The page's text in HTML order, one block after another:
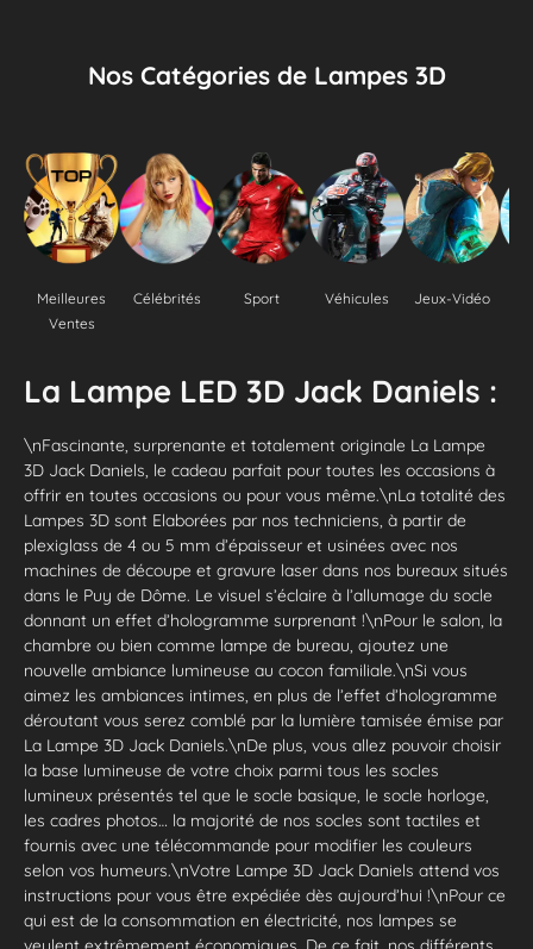
Nos Catégories de Lampes 3D
Meilleures
Ventes
Célébrités Sport Véhicules Jeux-Vidéo
La Lampe LED 3D Jack Daniels :
\nFascinante, surprenante et totalement originale La Lampe
3D Jack Daniels, le cadeau parfait pour toutes les occasions à
offrir en toutes occasions ou pour vous même.\nLa totalité des
Lampes 3D sont Elaborées par nos techniciens, à partir de
plexiglass de 4 ou 5 mm d’épaisseur et usinées avec nos
machines de découpe et gravure laser dans nos bureaux situés
dans le Puy de Dôme. Le visuel s’éclaire à l’allumage du socle
donnant un effet d’hologramme surprenant !\nPour le salon, la
chambre ou bien comme lampe de bureau, ajoutez une
nouvelle ambiance lumineuse au cocon familiale.\nSi vous
aimez les ambiances intimes, en plus de l’effet d’hologramme
déroutant vous serez comblé par la lumière tamisée émise par
La Lampe 3D Jack Daniels.\nDe plus, vous allez pouvoir choisir
la base lumineuse de votre choix parmi tous les socles
lumineux présentés tel que le socle basique, le socle horloge,
les cadres photos… la majorité de nos socles sont tactiles et
fournis avec une télécommande pour modifier les couleurs
selon vos humeurs.\nVotre Lampe 3D Jack Daniels attend vos
instructions pour vous être expédiée dès aujourd’hui !\nPour ce
qui est de la consommation en électricité, nos lampes se